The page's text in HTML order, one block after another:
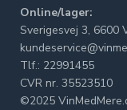
Online/lager:
Sverigesvej 3, 6600
Tlf.: 22991455
CVR nr. 35523510
©2025